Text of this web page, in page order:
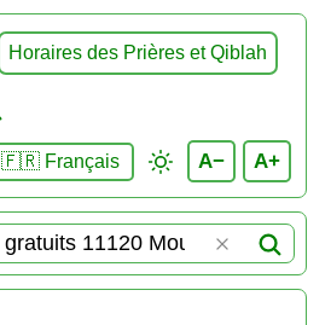
Horaires des Prières et Qiblah
🇫🇷 Français A− A+